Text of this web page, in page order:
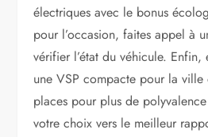
électriques avec le bonus
pour l’occasion, faites appel à
vérifier l’état du véhicule. Enfin,
une VSP compacte pour la
places pour plus de
votre choix vers le meilleur